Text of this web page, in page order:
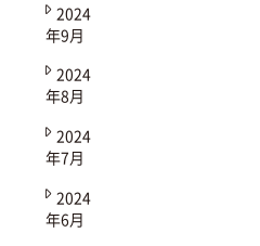
2024
年9月
2024
年8月
2024
年7月
2024
年6月